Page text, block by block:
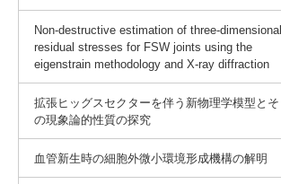
Non-destructive estimation of three-dimensional
residual stresses for FSW joints using the
eigenstrain methodology and X-ray diffraction
拡張ヒッグスセクターを伴う新物理学模型とそ
の現象論的性質の探究
血管新生時の細胞外微小環境形成機構の解明